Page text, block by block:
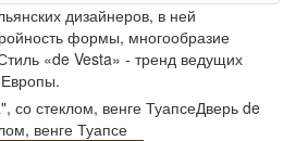
дизайнеров, в ней
формы, многообразие
«de Vesta» - тренд ведущих
со стеклом, венге ТуапсеДверь de
венге Туапсе